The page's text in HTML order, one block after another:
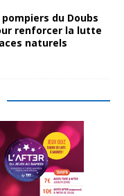
du Doubs
renforcer la lutte
naturels